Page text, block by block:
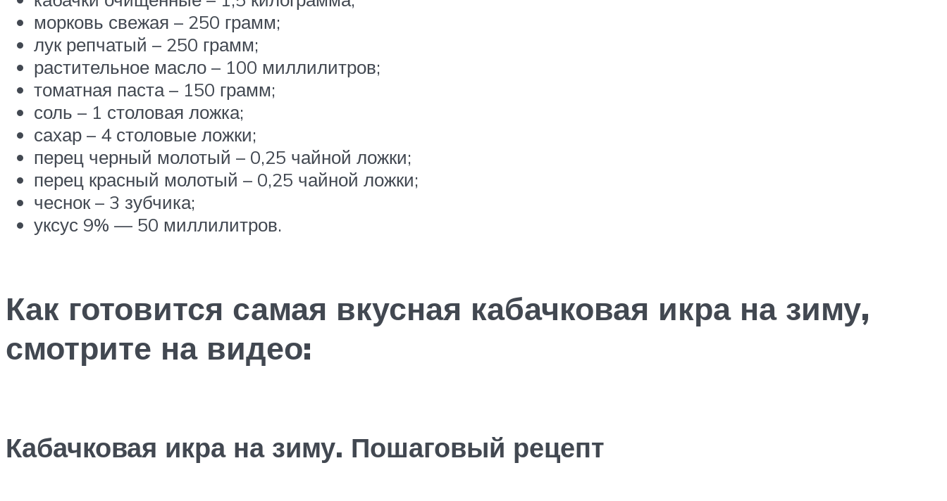
морковь свежая – 250 грамм;
лук репчатый – 250 грамм;
растительное масло – 100 миллилитров;
томатная паста – 150 грамм;
соль – 1 столовая ложка;
сахар – 4 столовые ложки;
перец черный молотый – 0,25 чайной ложки;
перец красный молотый – 0,25 чайной ложки;
чеснок – 3 зубчика;
уксус 9% — 50 миллилитров.
Как готовится самая вкусная кабачковая икра на зиму,
смотрите на видео:
Кабачковая икра на зиму. Пошаговый рецепт